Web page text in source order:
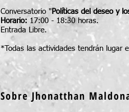
Conversatorio "Políticas del deseo y
Horario: 17:00 - 18:30 horas.
Entrada Libre.
*Todas las actividades tendrán lugar
Sobre Jhonatthan